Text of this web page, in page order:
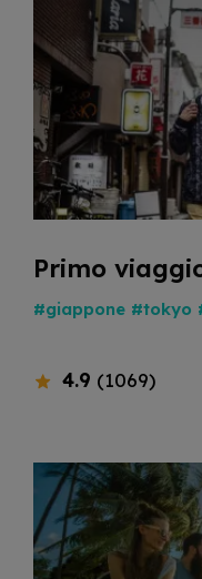
Primo
#giappone #tokyo
4.9 (1069)